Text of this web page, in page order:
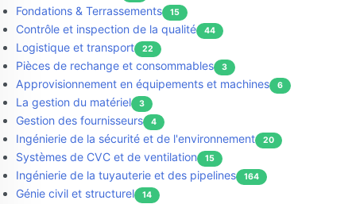
Fondations & Terrassements 15
Contrôle et inspection de la qualité 44
Logistique et transport 22
Pièces de rechange et consommables 3
Approvisionnement en équipements et machines 6
La gestion du matériel 3
Gestion des fournisseurs 4
Ingénierie de la sécurité et de l'environnement 20
Systèmes de CVC et de ventilation 15
Ingénierie de la tuyauterie et des pipelines 164
Génie civil et structurel 14